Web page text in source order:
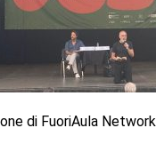
di FuoriAula Network